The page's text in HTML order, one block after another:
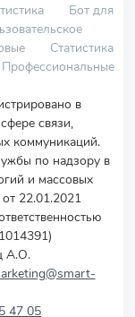
Бот для
Статистика
Профессиональные
в
связи,
коммуникаций.
по надзору в
и массовых
22.01.2021
А.О.
47 05